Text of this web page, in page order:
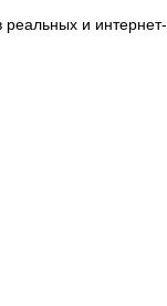
и интернет-